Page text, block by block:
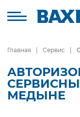
Главная Сервис
МЕДЫНЕ